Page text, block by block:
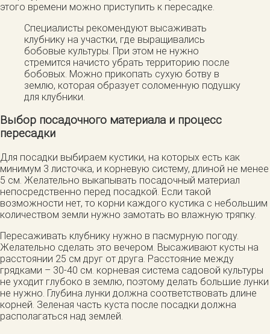
этого времени можно приступить к пересадке.
Специалисты рекомендуют высаживать
клубнику на участки, где выращивались
бобовые культуры. При этом не нужно
стремится начисто убрать территорию после
бобовых. Можно прикопать сухую ботву в
землю, которая образует соломенную подушку
для клубники.
Выбор посадочного материала и процесс
пересадки
Для посадки выбираем кустики, на которых есть как
минимум 3 листочка, и корневую систему, длиной не менее
5 см. Желательно выкапывать посадочный материал
непосредственно перед посадкой. Если такой
возможности нет, то корни каждого кустика с небольшим
количеством земли нужно замотать во влажную тряпку.
Пересаживать клубнику нужно в пасмурную погоду.
Желательно сделать это вечером. Высаживают кусты на
расстоянии 25 см друг от друга. Расстояние между
грядками – 30-40 см. корневая система садовой культуры
не уходит глубоко в землю, поэтому делать большие лунки
не нужно. Глубина лунки должна соответствовать длине
корней. Зеленая часть куста после посадки должна
располагаться над землей.